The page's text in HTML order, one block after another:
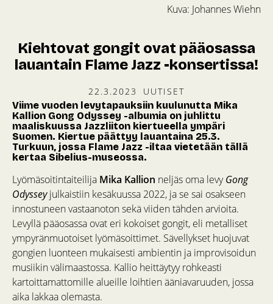
Kuva: Johannes Wiehn
Kiehtovat gongit ovat pääosassa
lauantain Flame Jazz -konsertissa!
22.3.2023
UUTISET
Viime vuoden levytapauksiin kuulunutta Mika
Kallion Gong Odyssey -albumia on juhlittu
maaliskuussa Jazzliiton kiertueella ympäri
Suomen. Kiertue päättyy lauantaina 25.3.
Turkuun, jossa Flame Jazz -iltaa vietetään tällä
kertaa Sibelius-museossa.
Lyömäsoitintaiteilija Mika Kallion neljäs oma levyGong
Odysseyjulkaistiin kesäkuussa 2022, ja se sai osakseen
innostuneen vastaanoton sekä viiden tähden arvioita.
Levyllä pääosassa ovat eri kokoiset gongit, eli metalliset
ympyränmuotoiset lyömäsoittimet. Sävellykset huojuvat
gongien luonteen mukaisesti ambientin ja improvisoidun
musiikin välimaastossa. Kallio heittäytyy rohkeasti
kartoittamattomille alueille loihtien ääniavaruuden, jossa
aika lakkaa olemasta.